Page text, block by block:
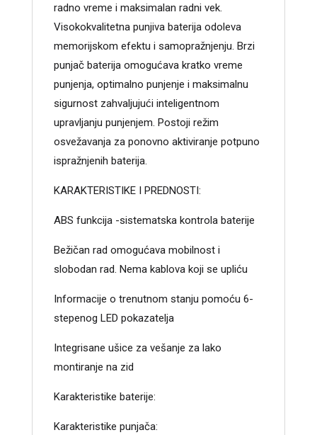
radno vreme i maksimalan radni vek.
Visokokvalitetna punjiva baterija odoleva
memorijskom efektu i samopražnjenju. Brzi
punjač baterija omogućava kratko vreme
punjenja, optimalno punjenje i maksimalnu
sigurnost zahvaljujući inteligentnom
upravljanju punjenjem. Postoji režim
osvežavanja za ponovno aktiviranje potpuno
ispražnjenih baterija.
KARAKTERISTIKE I PREDNOSTI:
ABS funkcija -sistematska kontrola baterije
Bežičan rad omogućava mobilnost i
slobodan rad. Nema kablova koji se upliću
Informacije o trenutnom stanju pomoću 6-
stepenog LED pokazatelja
Integrisane ušice za vešanje za lako
montiranje na zid
Karakteristike baterije:
Karakteristike punjača: